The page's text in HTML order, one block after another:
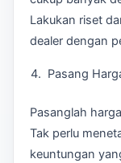
Lakukan riset
dealer dengan
Pasang
Pasanglah
Tak perlu
keuntungan